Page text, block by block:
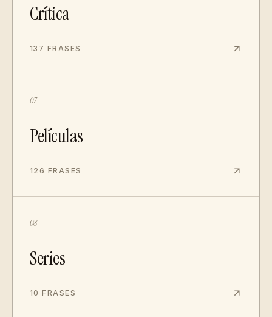
Crítica
137 FRASES
07
Películas
126 FRASES
08
Series
10 FRASES